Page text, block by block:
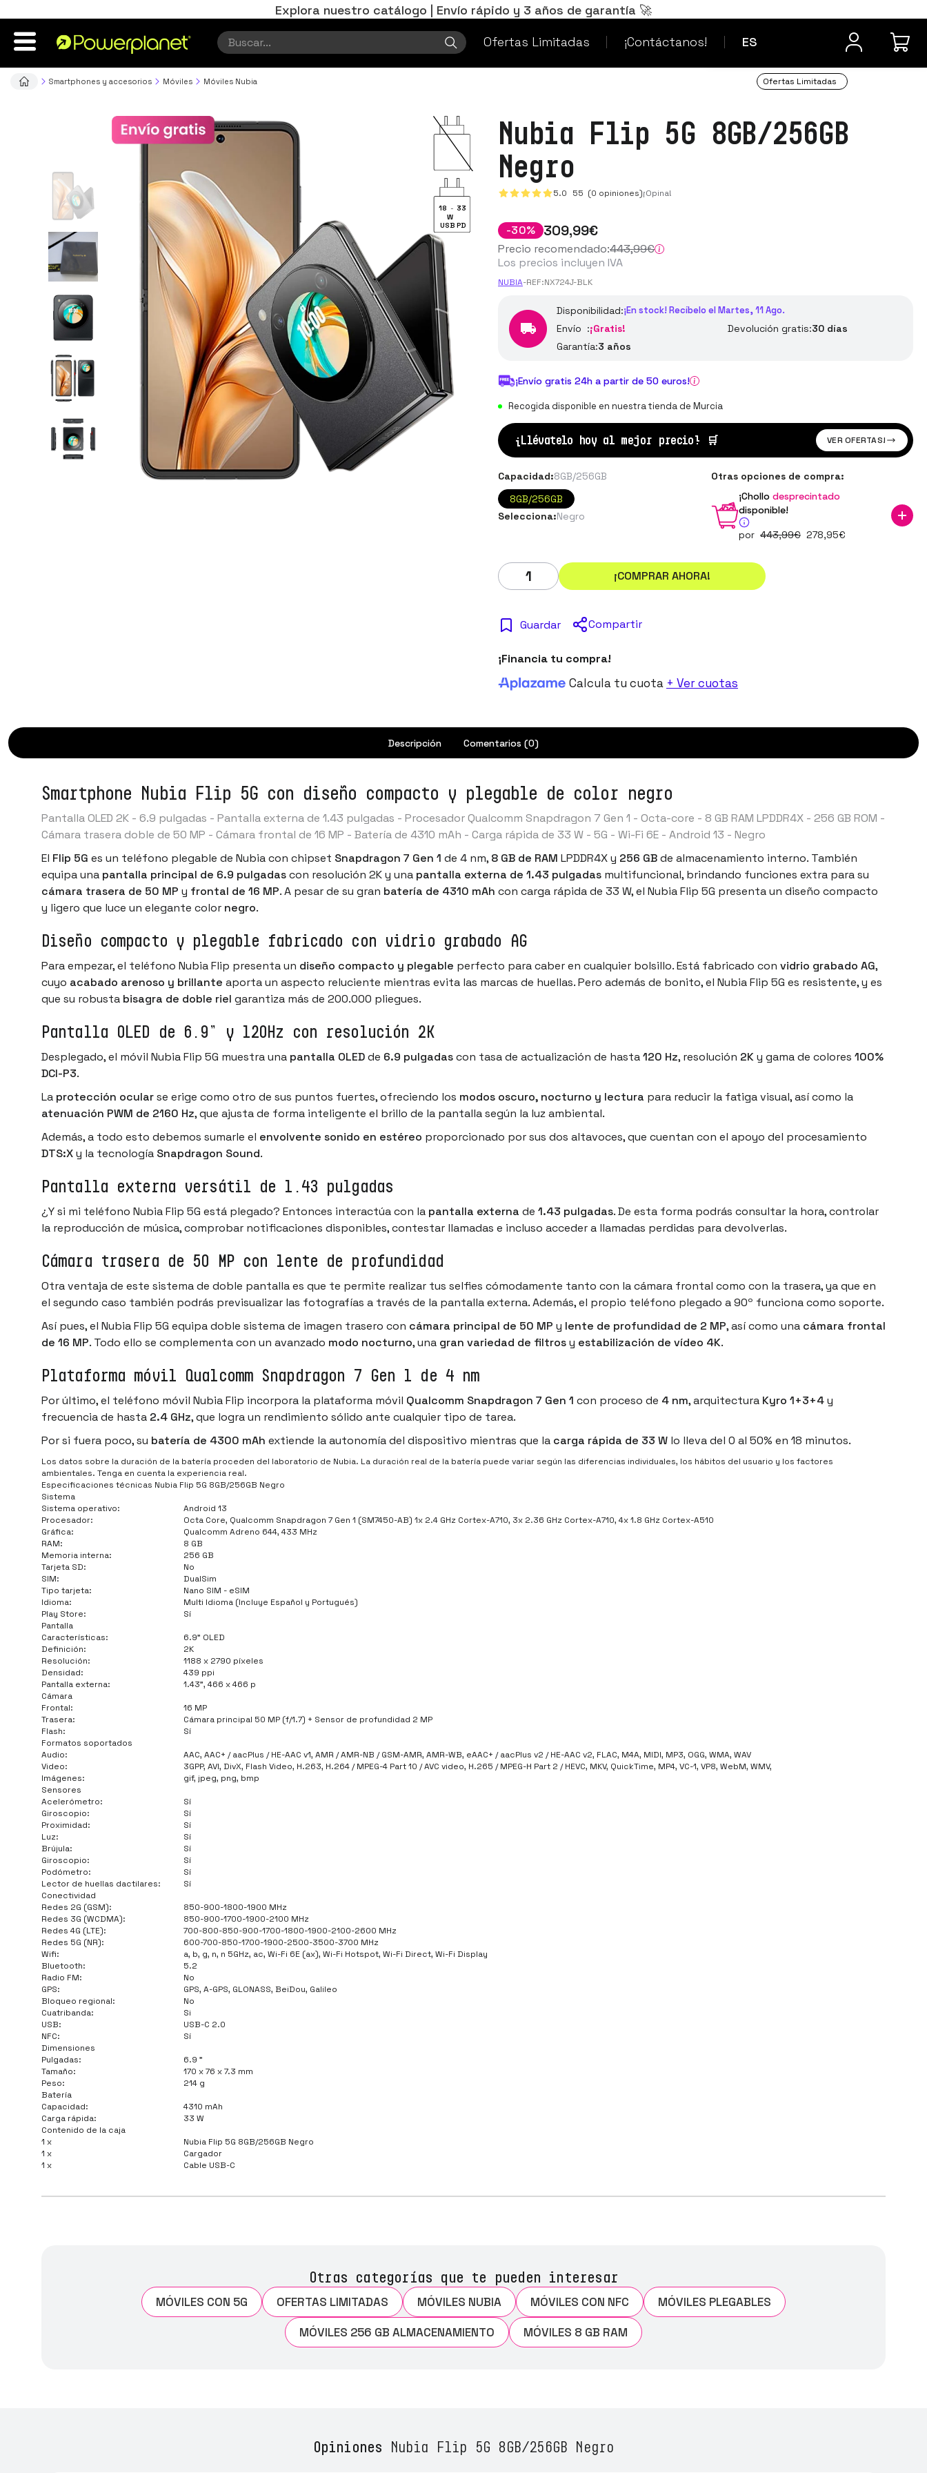
Explora nuestro catálogo | Envío rápido y 3 años de garantía 🚀
ES
Ofertas Limitadas ¡Contáctanos!
¿Dudas? Contacta
Smartphones y accesorios Móviles Móviles Nubia Ofertas Limitadas
18 - 33
W
USB PD
Nubia Flip 5G 8GB/256GB
Negro
5.0 55 (0 opiniones)¡Opina!
-30% 309,99€
Precio recomendado:443,99€
Los precios incluyen IVA
NUBIA-REF:NX724J-BLK
Disponibilidad:¡En stock! Recíbelo el Martes, 11 Ago.
Envío :¡Gratis! Devolución gratis:30 días
Garantía:3 años
¡Envío gratis 24h a partir de 50 euros!
Recogida disponible en nuestra tienda de Murcia
¡Llévatelo hoy al mejor precio! 🛒 VER OFERTAS!
Capacidad:8GB/256GB
8GB/256GB
Selecciona:Negro
Otras opciones de compra:
¡Chollo desprecintado
disponible!
por 443,99€ 278,95€
¡COMPRAR AHORA!
Guardar Compartir
¡Financia tu compra!
Calcula tu cuota + Ver cuotas
Descripción Comentarios (0)
Smartphone Nubia Flip 5G con diseño compacto y plegable de color negro
Pantalla OLED 2K - 6.9 pulgadas - Pantalla externa de 1.43 pulgadas - Procesador Qualcomm Snapdragon 7 Gen 1 - Octa-core - 8 GB RAM LPDDR4X - 256 GB ROM -
Cámara trasera doble de 50 MP - Cámara frontal de 16 MP - Batería de 4310 mAh - Carga rápida de 33 W - 5G - Wi-Fi 6E - Android 13 - Negro
El Flip 5G es un teléfono plegable de Nubiacon chipset Snapdragon 7 Gen 1 de 4 nm, 8 GB de RAM LPDDR4X y 256 GBde almacenamiento interno. También
equipa una pantalla principal de 6.9 pulgadascon resolución 2K y una pantalla externa de 1.43 pulgadas multifuncional, brindando funciones extra para su
cámara trasera de 50 MP y frontal de 16 MP. A pesar de su gran batería de 4310 mAh con carga rápida de 33 W, el Nubia Flip 5G presenta un diseño compacto
y ligero que luce un elegante color negro.
Diseño compacto y plegable fabricado con vidrio grabado AG
Para empezar, el teléfono Nubia Flip presenta un diseño compacto y plegable perfecto para caber en cualquier bolsillo. Está fabricado con vidrio grabado AG,
cuyo acabado arenoso y brillante aporta un aspecto reluciente mientras evita las marcas de huellas. Pero además de bonito, el Nubia Flip 5G es resistente, y es
que su robusta bisagra de doble riel garantiza más de 200.000 pliegues.
Pantalla OLED de 6.9” y 120Hz con resolución 2K
Desplegado, el móvil Nubia Flip 5G muestra una pantalla OLEDde 6.9 pulgadascon tasa de actualización de hasta120 Hz, resolución 2Ky gama de colores 100%
DCI-P3.
La protección ocularse erige como otro de sus puntos fuertes, ofreciendo los modos oscuro, nocturno y lectura para reducir la fatiga visual, así como la
atenuación PWM de 2160 Hz, que ajusta de forma inteligente el brillo de la pantalla según la luz ambiental.
Además, a todo esto debemos sumarle el envolvente sonido en estéreo proporcionado por sus dos altavoces, que cuentan con el apoyo del procesamiento
DTS:Xy la tecnología Snapdragon Sound.
Pantalla externa versátil de 1.43 pulgadas
¿Y si mi teléfono Nubia Flip 5G está plegado? Entonces interactúa con la pantalla externa de 1.43 pulgadas. De esta forma podrás consultar la hora, controlar
la reproducción de música, comprobar notificaciones disponibles, contestar llamadas e incluso acceder a llamadas perdidas para devolverlas.
Cámara trasera de 50 MP con lente de profundidad
Otra ventaja de este sistema de doble pantalla es que te permite realizar tus selfies cómodamente tanto con la cámara frontal como con la trasera, ya que en
el segundo caso también podrás previsualizar las fotografías a través de la pantalla externa. Además, el propio teléfono plegado a 90º funciona como soporte.
Así pues, el Nubia Flip 5G equipa doble sistema de imagen trasero con cámara principal de 50 MP y lente de profundidad de 2 MP, así como una cámara frontal
de 16 MP. Todo ello se complementa con un avanzado modo nocturno, una gran variedad de filtrosy estabilización de vídeo 4K.
Plataforma móvil Qualcomm Snapdragon 7 Gen 1 de 4 nm
Por último, el teléfono móvil Nubia Flip incorpora la plataforma móvil Qualcomm Snapdragon 7 Gen 1 con proceso de 4 nm, arquitectura Kyro 1+3+4y
frecuencia de hasta 2.4 GHz, que logra un rendimiento sólido ante cualquier tipo de tarea.
Por si fuera poco, su batería de 4300 mAh extiende la autonomía del dispositivo mientras que la carga rápida de 33 W lo lleva del 0 al 50% en 18 minutos.
Los datos sobre la duración de la batería proceden del laboratorio de Nubia. La duración real de la batería puede variar según las diferencias individuales, los hábitos del usuario y los factores
ambientales. Tenga en cuenta la experiencia real.
Especificaciones técnicas Nubia Flip 5G 8GB/256GB Negro
Sistema
Sistema operativo:
Android 13
Procesador:
Octa Core, Qualcomm Snapdragon 7 Gen 1 (SM7450-AB) 1x 2.4 GHz Cortex-A710, 3x 2.36 GHz Cortex-A710, 4x 1.8 GHz Cortex-A510
Gráfica:
Qualcomm Adreno 644, 433 MHz
RAM:
8 GB
Memoria interna:
256 GB
Tarjeta SD:
No
SIM:
DualSim
Tipo tarjeta:
Nano SIM - eSIM
Idioma:
Multi Idioma (Incluye Español y Portugués)
Play Store:
Sí
Pantalla
Características:
6.9" OLED
Definición:
2K
Resolución:
1188 x 2790 píxeles
Densidad:
439 ppi
Pantalla externa:
1.43", 466 x 466 p
Cámara
Frontal:
16 MP
Trasera:
Cámara principal 50 MP (f/1.7) + Sensor de profundidad 2 MP
Flash:
Sí
Formatos soportados
Audio:
AAC, AAC+ / aacPlus / HE-AAC v1, AMR / AMR-NB / GSM-AMR, AMR-WB, eAAC+ / aacPlus v2 / HE-AAC v2, FLAC, M4A, MIDI, MP3, OGG, WMA, WAV
Video:
3GPP, AVI, DivX, Flash Video, H.263, H.264 / MPEG-4 Part 10 / AVC video, H.265 / MPEG-H Part 2 / HEVC, MKV, QuickTime, MP4, VC-1, VP8, WebM, WMV,
Imágenes:
gif, jpeg, png, bmp
Sensores
Acelerómetro:
Sí
Giroscopio:
Sí
Proximidad:
Sí
Luz:
Sí
Brújula:
Sí
Giroscopio:
Sí
Podómetro:
Sí
Lector de huellas dactilares:
Sí
Conectividad
Redes 2G (GSM):
850-900-1800-1900 MHz
Redes 3G (WCDMA):
850-900-1700-1900-2100 MHz
Redes 4G (LTE):
700-800-850-900-1700-1800-1900-2100-2600 MHz
Redes 5G (NR):
600-700-850-1700-1900-2500-3500-3700 MHz
Wifi:
a, b, g, n, n 5GHz, ac, Wi-Fi 6E (ax), Wi-Fi Hotspot, Wi-Fi Direct, Wi-Fi Display
Bluetooth:
5.2
Radio FM:
No
GPS:
GPS, A-GPS, GLONASS, BeiDou, Galileo
Bloqueo regional:
No
Cuatribanda:
Si
USB:
USB-C 2.0
NFC:
Sí
Dimensiones
Pulgadas:
6.9 "
Tamaño:
170 x 76 x 7.3 mm
Peso:
214 g
Batería
Capacidad:
4310 mAh
Carga rápida:
33 W
Contenido de la caja
1 x
Nubia Flip 5G 8GB/256GB Negro
1 x
Cargador
1 x
Cable USB-C
Otras categorías que te pueden interesar
MÓVILES CON 5G OFERTAS LIMITADAS MÓVILES NUBIA MÓVILES CON NFC
MÓVILES PLEGABLES
MÓVILES 256 GB ALMACENAMIENTO
MÓVILES 8 GB RAM
Opiniones Nubia Flip 5G 8GB/256GB Negro